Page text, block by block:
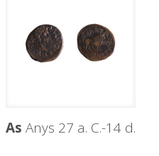
As Anys 27 a. C.-14 d.